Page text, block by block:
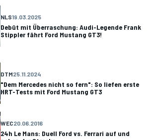
NLS19.03.2025
Debüt mit Überraschung: Audi-Legende Frank
Stippler fährt Ford Mustang GT3!
DTM25.11.2024
"Dem Mercedes nicht so fern": So liefen erste
HRT-Tests mit Ford Mustang GT3
WEC20.06.2016
24h Le Mans: Duell Ford vs. Ferrari auf und